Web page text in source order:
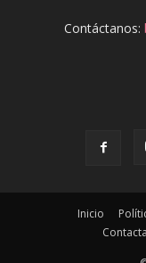
Contáctanos:
Inicio